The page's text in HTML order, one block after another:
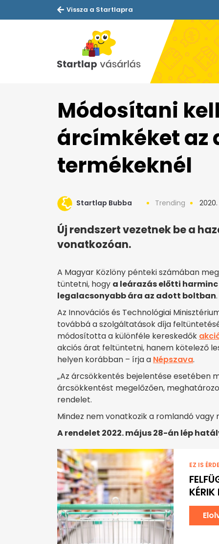
Vissza a Startlapra
Módosítani
árcímkéket az
termékeknél
Startlap Bubba Trending
Új rendszert vezetnek be a
vonatkozóan.
A Magyar Közlöny pénteki számában
tüntetni, hogy a leárazás előtti
legalacsonyabb ára az adott boltban.
Az Innovációs és Technológiai
továbbá a szolgáltatások díja
módosította a különféle kereskedők
akciós árat feltüntetni, hanem kötelező
helyen korábban – írja a Népszava.
„Az árcsökkentés bejelentése esetében
árcsökkentést megelőzően,
rendelet.
Mindez nem vonatkozik a romlandó
A rendelet 2022. május 28-án lép
EZ IS